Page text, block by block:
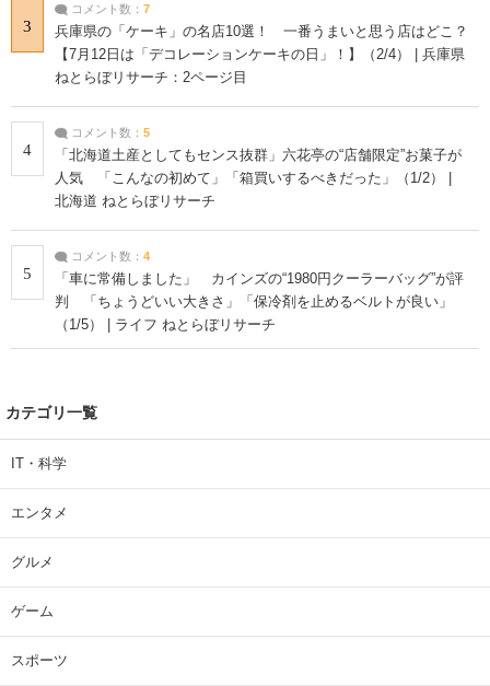
3
コメント数： 7
兵庫県の「ケーキ」の名店10選！ 一番うまいと思う店はどこ？
【7月12日は「デコレーションケーキの日」！】（2/4） | 兵庫県
ねとらぼリサーチ：2ページ目
4
コメント数： 5
「北海道土産としてもセンス抜群」六花亭の“店舗限定”お菓子が
人気 「こんなの初めて」「箱買いするべきだった」（1/2） |
北海道 ねとらぼリサーチ
5
コメント数： 4
「車に常備しました」 カインズの“1980円クーラーバッグ”が評
判 「ちょうどいい大きさ」「保冷剤を止めるベルトが良い」
（1/5） | ライフ ねとらぼリサーチ
カテゴリ一覧
IT・科学
エンタメ
グルメ
ゲーム
スポーツ